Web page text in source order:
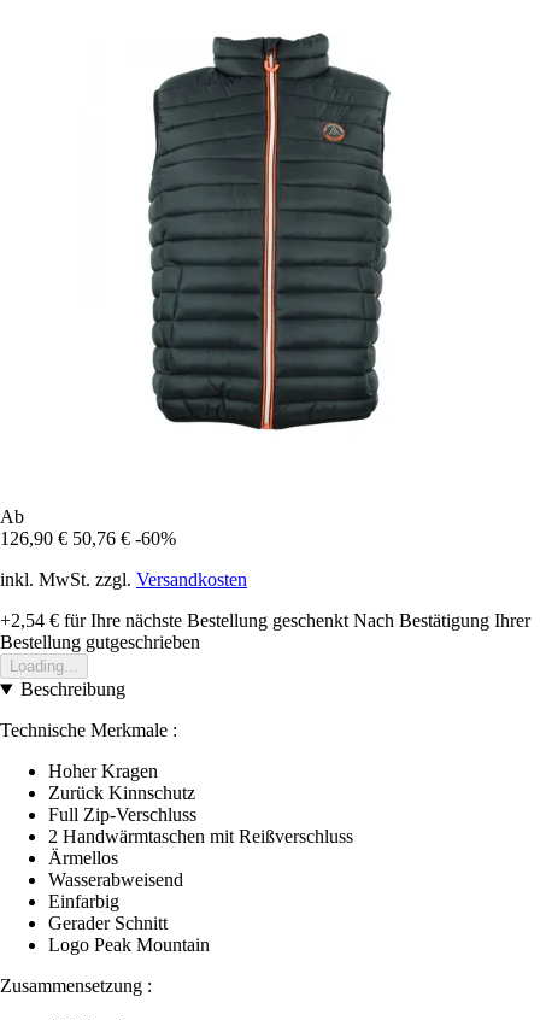
Ab
126,90 € 50,76 € -60%
inkl. MwSt. zzgl. Versandkosten
+2,54 € für Ihre nächste Bestellung geschenkt Nach Bestätigung Ihrer
Bestellung gutgeschrieben
Loading...
Beschreibung
Technische Merkmale :
Hoher Kragen
Zurück Kinnschutz
Full Zip-Verschluss
2 Handwärmtaschen mit Reißverschluss
Ärmellos
Wasserabweisend
Einfarbig
Gerader Schnitt
Logo Peak Mountain
Zusammensetzung :